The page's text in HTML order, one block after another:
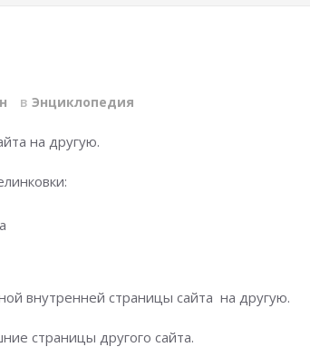
в Энциклопедия
на другую.
внутренней страницы сайта на другую.
страницы другого сайта.